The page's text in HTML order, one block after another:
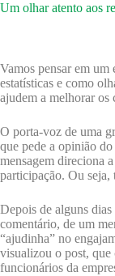
Um olhar atento aos
Vamos pensar em um
estatísticas e como
ajudem a melhorar os
O porta-voz de uma
que pede a opinião
mensagem direciona
participação. Ou seja,
Depois de alguns
comentário, de um
“ajudinha” no
visualizou o post, que
funcionários da